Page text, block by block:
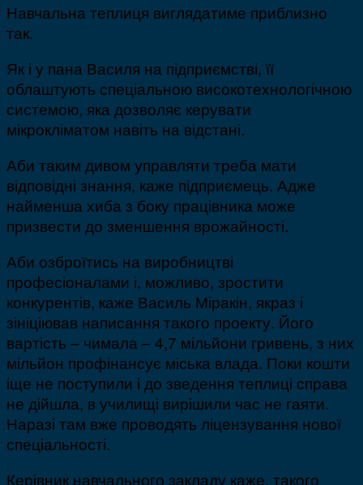
Навчальна теплиця виглядатиме приблизно
так.
Як і у пана Василя на підприємстві, її
облаштують спеціальною високотехнологічною
системою, яка дозволяє керувати
мікрокліматом навіть на відстані.
Аби таким дивом управляти треба мати
відповідні знання, каже підприємець. Адже
найменша хиба з боку працівника може
призвести до зменшення врожайності.
Аби озброїтись на виробництві
професіоналами і, можливо, зростити
конкурентів, каже Василь Міракін, якраз і
зініціював написання такого проекту. Його
вартість – чимала – 4,7 мільйони гривень, з них
мільйон профінансує міська влада. Поки кошти
іще не поступили і до зведення теплиці справа
не дійшла, в училищі вирішили час не гаяти.
Наразі там вже проводять ліцензування нової
спеціальності.
Керівник навчального закладу каже, такого